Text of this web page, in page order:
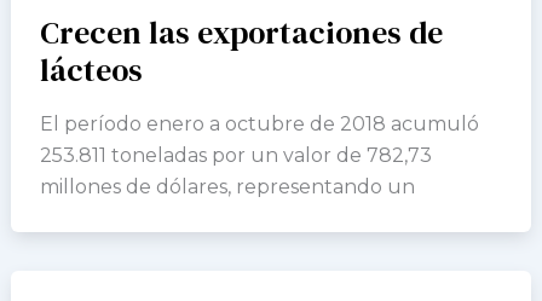
Crecen las exportaciones de
lácteos
El período enero a octubre de 2018 acumuló
253.811 toneladas por un valor de 782,73
millones de dólares, representando un